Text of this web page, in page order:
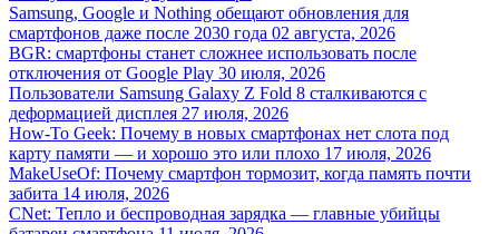
Samsung, Google и Nothing обещают обновления для
смартфонов даже после 2030 года 02 августа, 2026
BGR: смартфоны станет сложнее использовать после
отключения от Google Play 30 июля, 2026
Пользователи Samsung Galaxy Z Fold 8 сталкиваются с
деформацией дисплея 27 июля, 2026
How-To Geek: Почему в новых смартфонах нет слота под
карту памяти — и хорошо это или плохо 17 июля, 2026
MakeUseOf: Почему смартфон тормозит, когда память почти
забита 14 июля, 2026
CNet: Тепло и беспроводная зарядка — главные убийцы